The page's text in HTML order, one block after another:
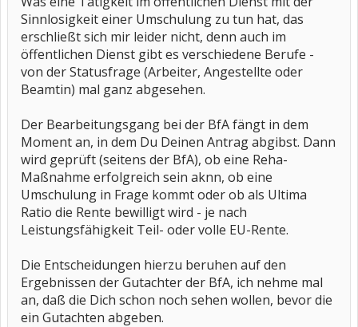
Sinnlosigkeit einer Umschulung zu tun hat, das
erschließt sich mir leider nicht, denn auch im
öffentlichen Dienst gibt es verschiedene Berufe -
von der Statusfrage (Arbeiter, Angestellte oder
Beamtin) mal ganz abgesehen.
Der Bearbeitungsgang bei der BfA fängt in dem
Moment an, in dem Du Deinen Antrag abgibst. Dann
wird geprüft (seitens der BfA), ob eine Reha-
Maßnahme erfolgreich sein aknn, ob eine
Umschulung in Frage kommt oder ob als Ultima
Ratio die Rente bewilligt wird - je nach
Leistungsfähigkeit Teil- oder volle EU-Rente.
Die Entscheidungen hierzu beruhen auf den
Ergebnissen der Gutachter der BfA, ich nehme mal
an, daß die Dich schon noch sehen wollen, bevor die
ein Gutachten abgeben.